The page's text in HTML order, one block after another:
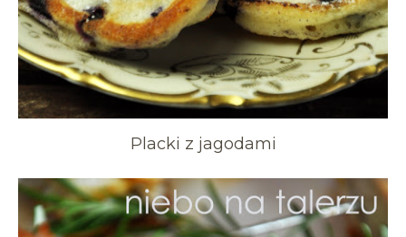
Placki z jagodami